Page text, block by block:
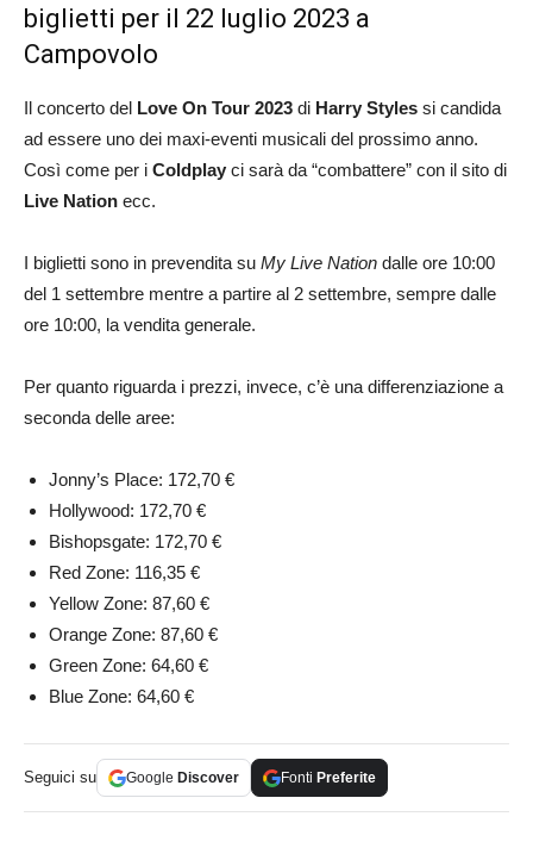
biglietti per il 22 luglio 2023 a
Campovolo
Il concerto del Love On Tour 2023 di Harry Styles si candida
ad essere uno dei maxi-eventi musicali del prossimo anno.
Così come per i Coldplay ci sarà da “combattere” con il sito di
Live Nation ecc.
I biglietti sono in prevendita su My Live Nation dalle ore 10:00
del 1 settembre mentre a partire al 2 settembre, sempre dalle
ore 10:00, la vendita generale.
Per quanto riguarda i prezzi, invece, c’è una differenziazione a
seconda delle aree:
Jonny’s Place: 172,70 €
Hollywood: 172,70 €
Bishopsgate: 172,70 €
Red Zone: 116,35 €
Yellow Zone: 87,60 €
Orange Zone: 87,60 €
Green Zone: 64,60 €
Blue Zone: 64,60 €
Seguici su Google Discover Fonti Preferite